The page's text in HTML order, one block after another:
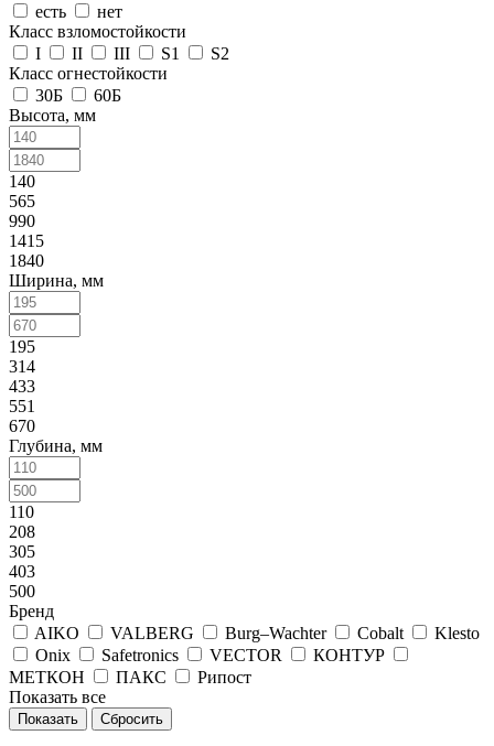
есть
нет
Класс взломостойкости
I
II III S1
S2
Класс огнестойкости
30Б
60Б
Высота, мм
140
565
990
1415
1840
Ширина, мм
195
314
433
551
670
Глубина, мм
110
208
305
403
500
Бренд
AIKO
VALBERG Burg–Wachter Cobalt
Klesto
Onix
Safetronics VECTOR
КОНТУР
МЕТКОН
ПАКС
Рипост
Показать все
Сбросить